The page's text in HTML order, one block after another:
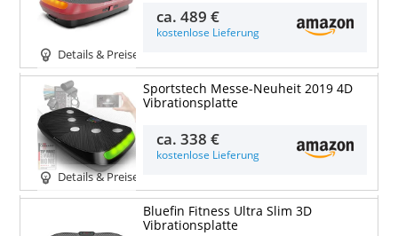
Details & Preise
ca.489 €
kostenlose Lieferung
Details & Preise
Sportstech Messe-Neuheit 2019 4D
Vibrationsplatte
ca.338 €
kostenlose Lieferung
Bluefin Fitness Ultra Slim 3D
Vibrationsplatte